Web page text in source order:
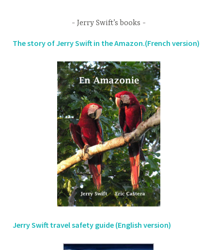
Jerry Swift’s books
The story of Jerry Swift in the Amazon.(French version)
Jerry Swift travel safety guide (English version)